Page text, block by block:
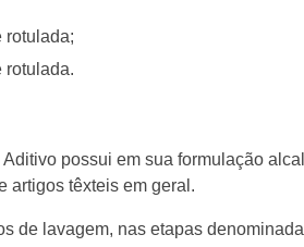
rotulada;
rotulada.
Aditivo possui em sua formulação
artigos têxteis em geral.
de lavagem, nas etapas